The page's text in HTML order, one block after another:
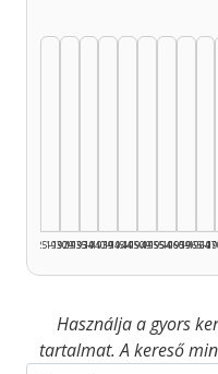
1925–1929
1930–1934
1935–1939
1940–1944
1945–1949
1950–1954
1955–1959
1960–1964
Használja a gyors
tartalmat. A kereső